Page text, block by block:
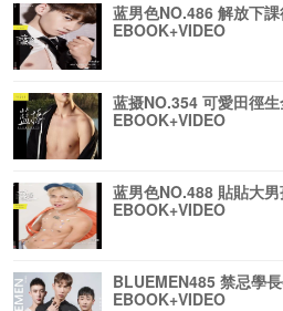
蓝男色NO.486 解放下
EBOOK+VIDEO
蓝摄NO.354 可愛田徑
EBOOK+VIDEO
蓝男色NO.488 貼貼大
EBOOK+VIDEO
BLUEMEN485 禁忌學
EBOOK+VIDEO